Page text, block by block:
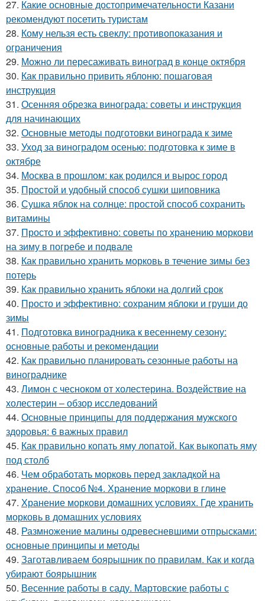
27. Какие основные достопримечательности Казани
рекомендуют посетить туристам
28. Кому нельзя есть свеклу: противопоказания и
ограничения
29. Можно ли пересаживать виноград в конце октября
30. Как правильно привить яблоню: пошаговая
инструкция
31. Осенняя обрезка винограда: советы и инструкция
для начинающих
32. Основные методы подготовки винограда к зиме
33. Уход за виноградом осенью: подготовка к зиме в
октябре
34. Москва в прошлом: как родился и вырос город
35. Простой и удобный способ сушки шиповника
36. Сушка яблок на солнце: простой способ сохранить
витамины
37. Просто и эффективно: советы по хранению моркови
на зиму в погребе и подвале
38. Как правильно хранить морковь в течение зимы без
потерь
39. Как правильно хранить яблоки на долгий срок
40. Просто и эффективно: сохраним яблоки и груши до
зимы
41. Подготовка виноградника к весеннему сезону:
основные работы и рекомендации
42. Как правильно планировать сезонные работы на
винограднике
43. Лимон с чесноком от холестерина. Воздействие на
холестерин – обзор исследований
44. Основные принципы для поддержания мужского
здоровья: 6 важных правил
45. Как правильно копать яму лопатой. Как выкопать яму
под столб
46. Чем обработать морковь перед закладкой на
хранение. Способ №4. Хранение моркови в глине
47. Хранение моркови домашних условиях. Где хранить
морковь в домашних условиях
48. Размножение малины одревесневшими отпрысками:
основные принципы и методы
49. Заготавливаем боярышник по правилам. Как и когда
убирают боярышник
50. Весенние работы в саду. Мартовские работы с